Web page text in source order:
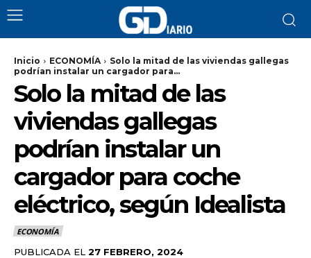
Inicio ECONOMÍA
Solo la mitad de las viviendas gallegas
podrían instalar un cargador para...
Solo la mitad de las
viviendas gallegas
podrían instalar un
cargador para coche
eléctrico, según Idealista
ECONOMÍA
PUBLICADA EL 27 FEBRERO, 2024